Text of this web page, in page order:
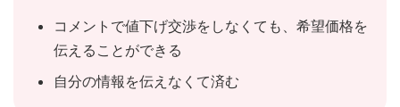
コメントで値下げ交渉をしなくても、希望価格を
伝えることができる
自分の情報を伝えなくて済む